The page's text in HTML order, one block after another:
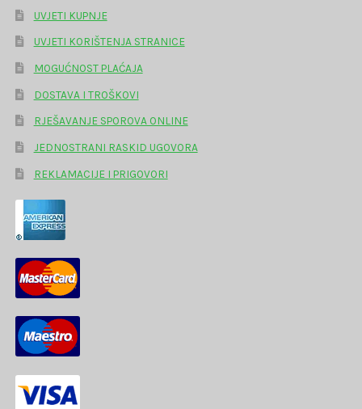
UVJETI KUPNJE
UVJETI KORIŠTENJA STRANICE
MOGUĆNOST PLAĆAJA
DOSTAVA I TROŠKOVI
RJEŠAVANJE SPOROVA ONLINE
JEDNOSTRANI RASKID UGOVORA
REKLAMACIJE I PRIGOVORI